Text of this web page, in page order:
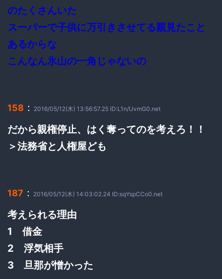
のたくさんいた
スーパーで子供に万引きさせてる親見たこと
あるからな
こんなん氷山の一角じゃないの
158 ： 2016/05/12(木) 13:56:57.25 ID:L1n/UvmG0.net
だから親権停止、はく奪ってのを考えろ！！
＞法務省と人権屋ども
187 ： 2016/05/12(木) 14:03:02.24 ID:sqYspCCo0.net
考えられる理由
1 借金
2 浮気相手
3 旦那が憎かった